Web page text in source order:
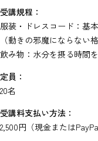
受講規程：
服装・ドレスコード：基
（動きの邪魔にならない
飲み物：水分を摂る時間
定員：
20名
受講料支払い方法：
2,500円（現金または